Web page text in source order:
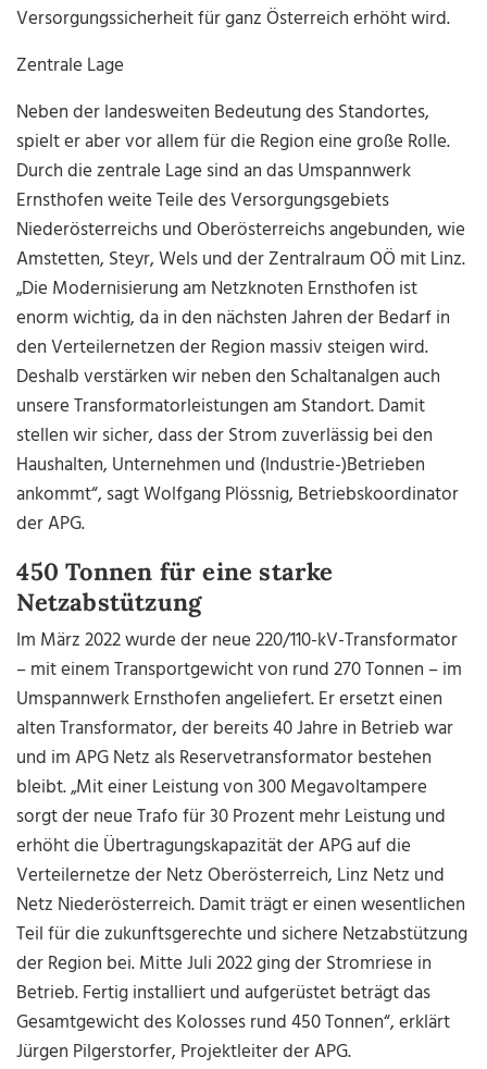
Versorgungssicherheit für ganz Österreich erhöht wird.
Zentrale Lage
Neben der landesweiten Bedeutung des Standortes,
spielt er aber vor allem für die Region eine große Rolle.
Durch die zentrale Lage sind an das Umspannwerk
Ernsthofen weite Teile des Versorgungsgebiets
Niederösterreichs und Oberösterreichs angebunden, wie
Amstetten, Steyr, Wels und der Zentralraum OÖ mit Linz.
„Die Modernisierung am Netzknoten Ernsthofen ist
enorm wichtig, da in den nächsten Jahren der Bedarf in
den Verteilernetzen der Region massiv steigen wird.
Deshalb verstärken wir neben den Schaltanalgen auch
unsere Transformatorleistungen am Standort. Damit
stellen wir sicher, dass der Strom zuverlässig bei den
Haushalten, Unternehmen und (Industrie-)Betrieben
ankommt“, sagt Wolfgang Plössnig, Betriebskoordinator
der APG.
450 Tonnen für eine starke
Netzabstützung
Im März 2022 wurde der neue 220/110-kV-Transformator
– mit einem Transportgewicht von rund 270 Tonnen – im
Umspannwerk Ernsthofen angeliefert. Er ersetzt einen
alten Transformator, der bereits 40 Jahre in Betrieb war
und im APG Netz als Reservetransformator bestehen
bleibt. „Mit einer Leistung von 300 Megavoltampere
sorgt der neue Trafo für 30 Prozent mehr Leistung und
erhöht die Übertragungskapazität der APG auf die
Verteilernetze der Netz Oberösterreich, Linz Netz und
Netz Niederösterreich. Damit trägt er einen wesentlichen
Teil für die zukunftsgerechte und sichere Netzabstützung
der Region bei. Mitte Juli 2022 ging der Stromriese in
Betrieb. Fertig installiert und aufgerüstet beträgt das
Gesamtgewicht des Kolosses rund 450 Tonnen“, erklärt
Jürgen Pilgerstorfer, Projektleiter der APG.